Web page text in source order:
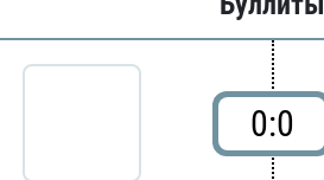
0:0